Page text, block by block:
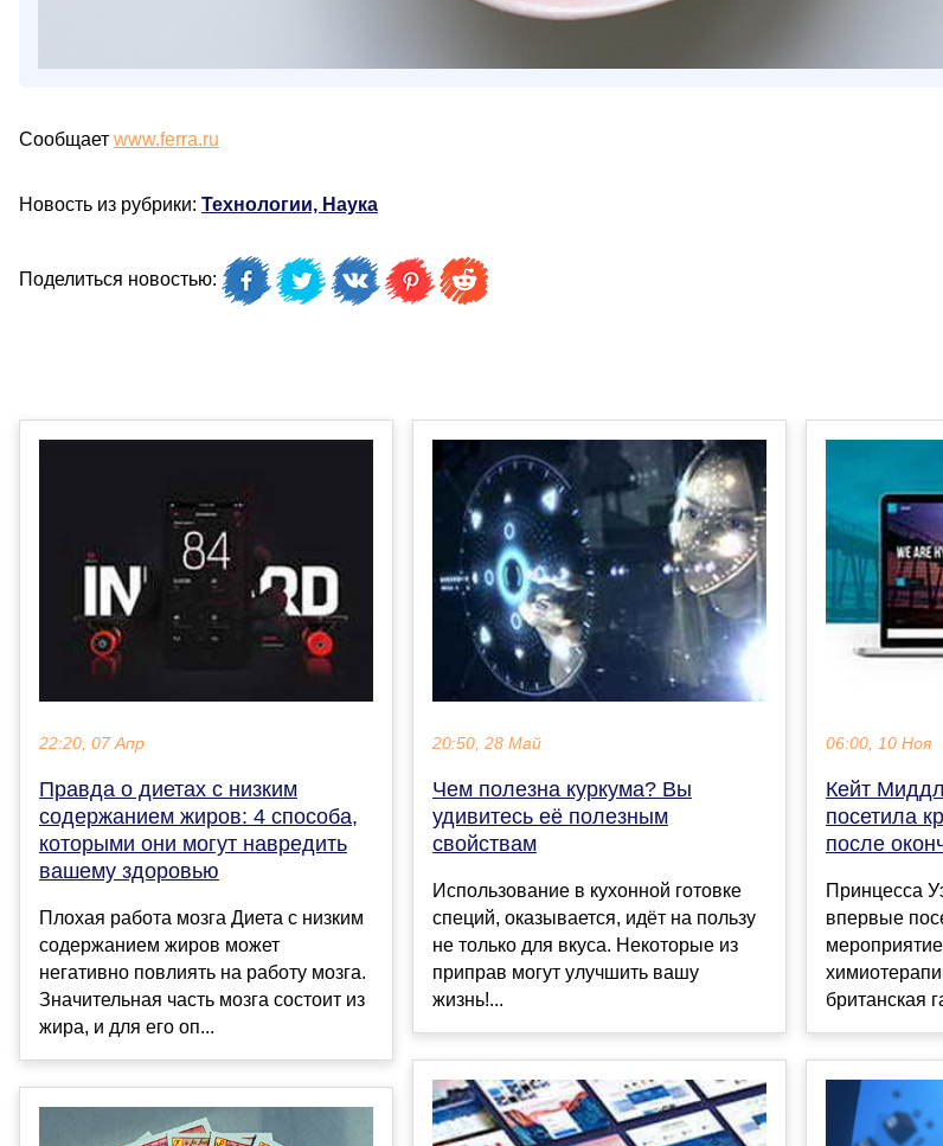
Сообщает www.ferra.ru
Новость из рубрики: Технологии, Наука
Поделиться новостью:
22:20, 07 Апр
Правда о диетах с низким
содержанием жиров: 4 способа,
которыми они могут навредить
вашему здоровью
Плохая работа мозга Диета с низким
содержанием жиров может
негативно повлиять на работу мозга.
Значительная часть мозга состоит из
жира, и для его оп...
20:50, 28 Май
Чем полезна куркума? Вы
удивитесь её полезным
свойствам
Использование в кухонной готовке
специй, оказывается, идёт на пользу
не только для вкуса. Некоторые из
приправ могут улучшить вашу
жизнь!...
06:00, 10 Ноя
Кейт
посетила
после
Принцесса
впервые
британская